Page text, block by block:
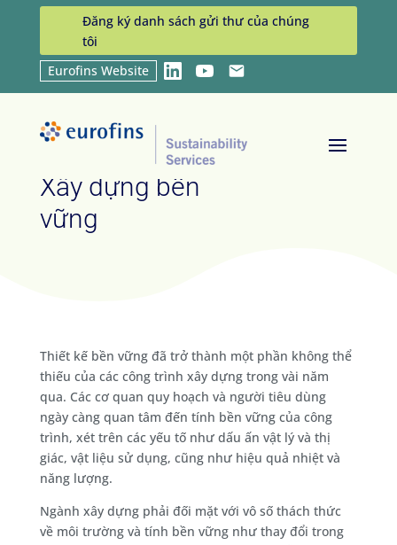
Đăng ký danh sách gửi thư của chúng
tôi
Eurofins Website
LinkedInYouTubeEmail
Home 9 Industries 9 Xây dựng bền vững
Xây dựng bền
vững
Thiết kế bền vững đã trở thành một phần không thể
thiếu của các công trình xây dựng trong vài năm
qua. Các cơ quan quy hoạch và người tiêu dùng
ngày càng quan tâm đến tính bền vững của công
trình, xét trên các yếu tố như dấu ấn vật lý và thị
giác, vật liệu sử dụng, cũng như hiệu quả nhiệt và
năng lượng.
Ngành xây dựng phải đối mặt với vô số thách thức
về môi trường và tính bền vững như thay đổi trong